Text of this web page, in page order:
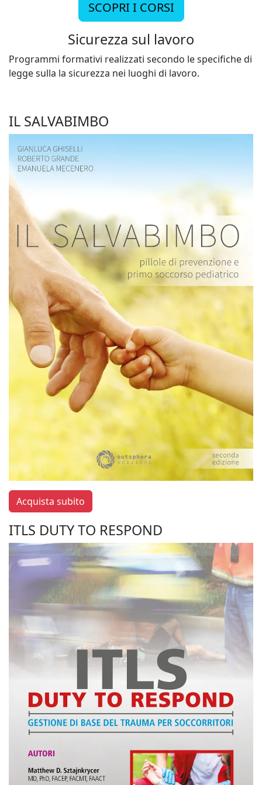
SCOPRI I CORSI
Sicurezza sul lavoro
Programmi formativi realizzati secondo le specifiche di
legge sulla la sicurezza nei luoghi di lavoro.
IL SALVABIMBO
Acquista subito
ITLS DUTY TO RESPOND